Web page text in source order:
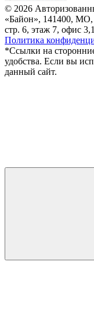
© 2026
«Байон», 141400, МО,
стр. 6, этаж 7, офис
Политика
*Ссылки на
удобства. Если вы
данный сайт.